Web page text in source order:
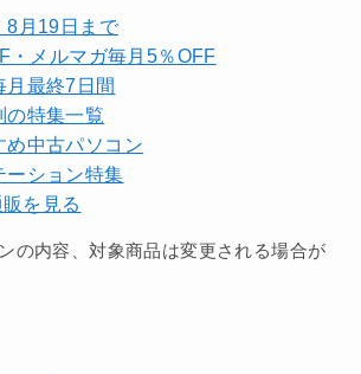
8月19日まで
・メルマガ毎月5％OFF
月最終7日間
の特集一覧
め中古パソコン
ーション特集
を見る
の内容、対象商品は変更される場合が